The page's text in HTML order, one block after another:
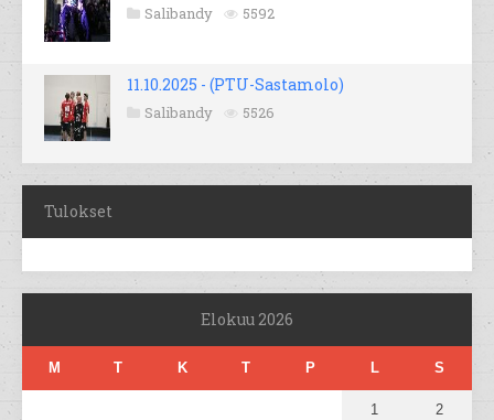
Salibandy 5592
11.10.2025 - (PTU-Sastamolo)
Salibandy 5526
Tulokset
Elokuu 2026
M T K T P L S
1 2